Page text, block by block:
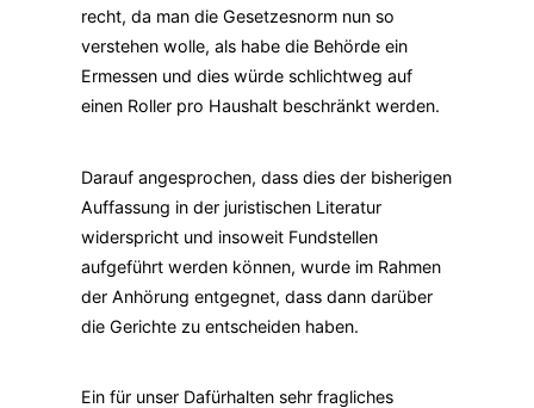
recht, da man die Gesetzesnorm nun so
verstehen wolle, als habe die Behörde ein
Ermessen und dies würde schlichtweg auf
einen Roller pro Haushalt beschränkt werden.
Darauf angesprochen, dass dies der bisherigen
Auffassung in der juristischen Literatur
widerspricht und insoweit Fundstellen
aufgeführt werden können, wurde im Rahmen
der Anhörung entgegnet, dass dann darüber
die Gerichte zu entscheiden haben.
Ein für unser Dafürhalten sehr fragliches